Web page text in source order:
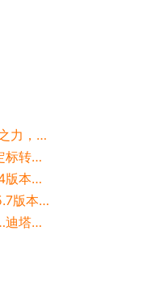
教师教学档案袋解决方案：以零代码之力，破局师资数字化管理难题
当AI遇上数据治理|看智能服务如何“定标转码、提效减负”
比快更快，比稳更稳|数据中台V4.5.14版本发布
小细节 大不同，迪塔维数据中台V4.5.7版本来啦！
个性化、国际化、更智能、更极速……迪塔维数据中台V4.5.6版本发布！